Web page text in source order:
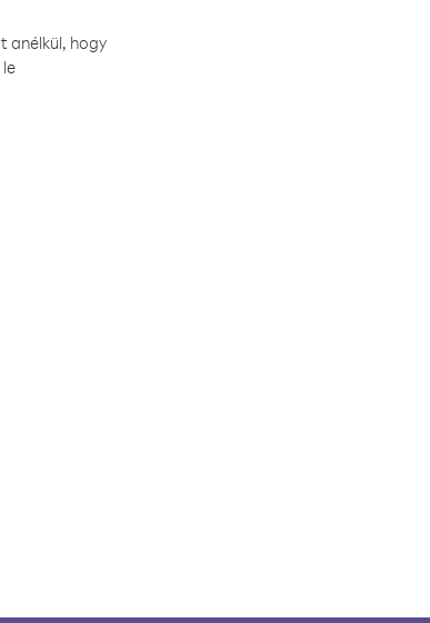
anélkül, hogy